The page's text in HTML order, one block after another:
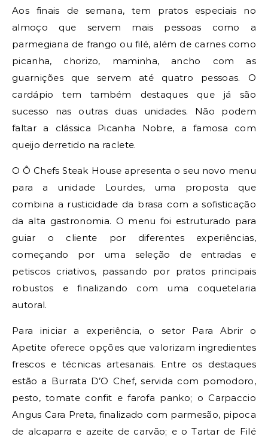
Aos finais de semana, tem pratos especiais no
almoço que servem mais pessoas como a
parmegiana de frango ou filé, além de carnes como
picanha, chorizo, maminha, ancho com as
guarnições que servem até quatro pessoas. O
cardápio tem também destaques que já são
sucesso nas outras duas unidades. Não podem
faltar a clássica Picanha Nobre, a famosa com
queijo derretido na raclete.
O Ô Chefs Steak House apresenta o seu novo menu
para a unidade Lourdes, uma proposta que
combina a rusticidade da brasa com a sofisticação
da alta gastronomia. O menu foi estruturado para
guiar o cliente por diferentes experiências,
começando por uma seleção de entradas e
petiscos criativos, passando por pratos principais
robustos e finalizando com uma coquetelaria
autoral.
Para iniciar a experiência, o setor Para Abrir o
Apetite oferece opções que valorizam ingredientes
frescos e técnicas artesanais. Entre os destaques
estão a Burrata D’O Chef, servida com pomodoro,
pesto, tomate confit e farofa panko; o Carpaccio
Angus Cara Preta, finalizado com parmesão, pipoca
de alcaparra e azeite de carvão; e o Tartar de Filé